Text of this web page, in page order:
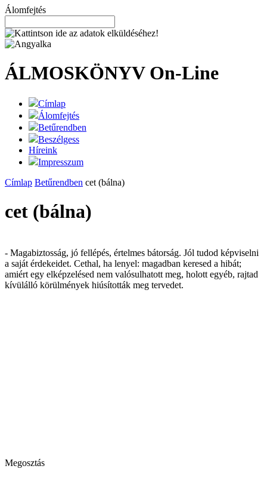
Álomfejtés
ÁLMOSKÖNYV On-Line
Címlap
Álomfejtés
Betűrendben
Beszélgess
Híreink
Impresszum
Címlap Betűrendben cet (bálna)
cet (bálna)
- Magabiztosság, jó fellépés, értelmes bátorság. Jól tudod képviselni
a saját érdekeidet. Cethal, ha lenyel: magadban keresed a hibát;
amiért egy elképzelésed nem valósulhatott meg, holott egyéb, rajtad
kívülálló körülmények hiúsították meg tervedet.
Megosztás